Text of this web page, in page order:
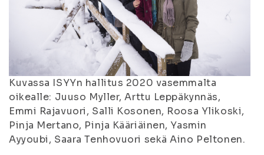
Kuvassa ISYYn hallitus 2020 vasemmalta
oikealle: Juuso Myller, Arttu Leppäkynnäs,
Emmi Rajavuori, Salli Kosonen, Roosa Ylikoski,
Pinja Mertano, Pinja Kääriäinen, Yasmin
Ayyoubi, Saara Tenhovuori sekä Aino Peltonen.